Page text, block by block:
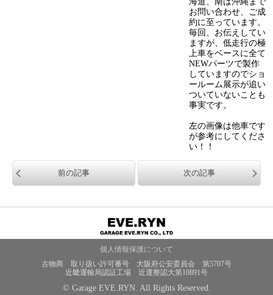
お問い合わせ、ご成
約に至っています。
毎回、お伝えしてい
ますが、低走行の極
上車をベースに全て
NEWパーツで製作
していますのでショ
ールーム展示が追い
ついていないことも
事実です。
左の画像は他車です
が参考にしてくださ
い！！
前の記事 次の記事
個人情報保護について
古物商 取り扱い許可番号 大阪府公安委員会 第5707号
近畿運輸局認証工場 近運整認大第10891号
© Garage EVE.RYN. All Rights Reserved.